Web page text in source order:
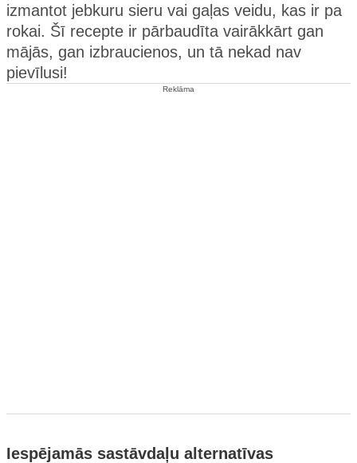
izmantot jebkuru sieru vai gaļas veidu, kas ir pa
rokai. Šī recepte ir pārbaudīta vairākkārt gan
mājās, gan izbraucienos, un tā nekad nav
pievīlusi!
Reklāma
Iespējamās sastāvdaļu alternatīvas